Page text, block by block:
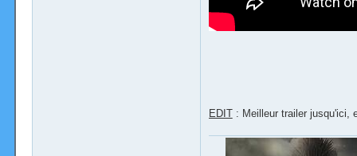
EDIT: Meilleur trailer jusqu'ici,